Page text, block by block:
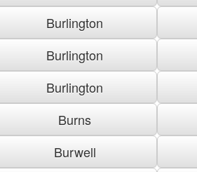
Burlington
Burlington
Burlington
Burns
Burwell